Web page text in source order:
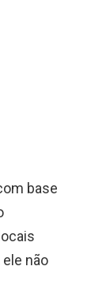
base
não